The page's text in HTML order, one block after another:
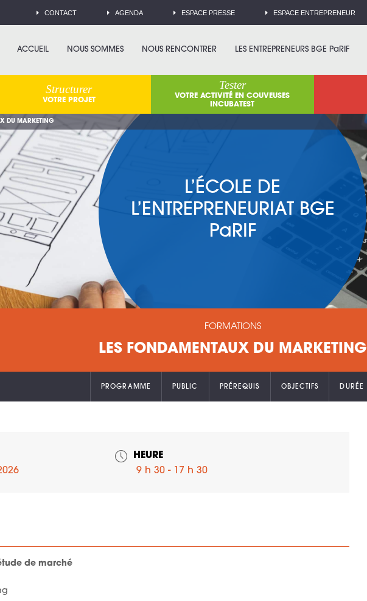
CONTACT AGENDA ESPACE PRESSE ESPACE ENTREPRENEUR
ACCUEIL NOUS SOMMES NOUS RENCONTRER LES ENTREPRENEURS BGE PaRIF
Structurer
VOTRE PROJET
Tester
VOTRE ACTIVITÉ EN COUVEUSES
INCUBATEST
DU MARKETING
L’ÉCOLE DE
L’ENTREPRENEURIAT BGE
PaRIF
FORMATIONS
LES FONDAMENTAUX DU MARKETING
PROGRAMME PUBLIC PRÉREQUIS OBJECTIFS DURÉE
HEURE
9 h 30 - 17 h 30
de marché